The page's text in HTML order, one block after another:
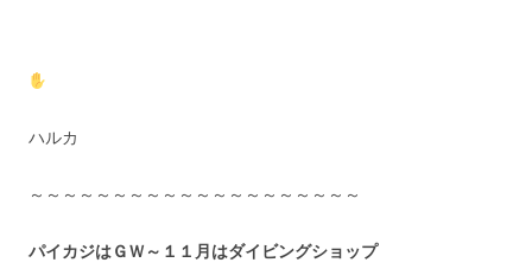
ハルカ
～～～～～～～～～～～～～～～～～～～～
パイカジはＧＷ～１１月はダイビングショップ